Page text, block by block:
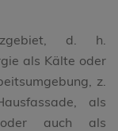
d. h.
als Kälte oder
z.
als
oder auch als